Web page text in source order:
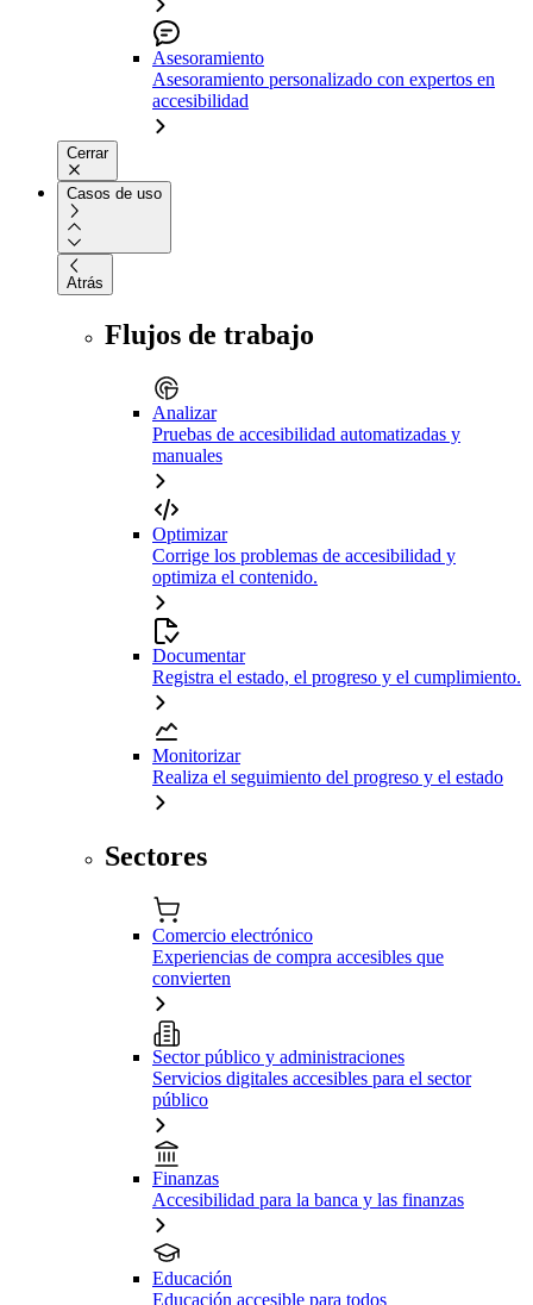
Asesoramiento
Asesoramiento personalizado con expertos en
accesibilidad
Cerrar
Casos de uso
Atrás
Flujos de trabajo
Analizar
Pruebas de accesibilidad automatizadas y
manuales
Optimizar
Corrige los problemas de accesibilidad y
optimiza el contenido.
Documentar
Registra el estado, el progreso y el cumplimiento.
Monitorizar
Realiza el seguimiento del progreso y el estado
Sectores
Comercio electrónico
Experiencias de compra accesibles que
convierten
Sector público y administraciones
Servicios digitales accesibles para el sector
público
Finanzas
Accesibilidad para la banca y las finanzas
Educación
Educación accesible para todos